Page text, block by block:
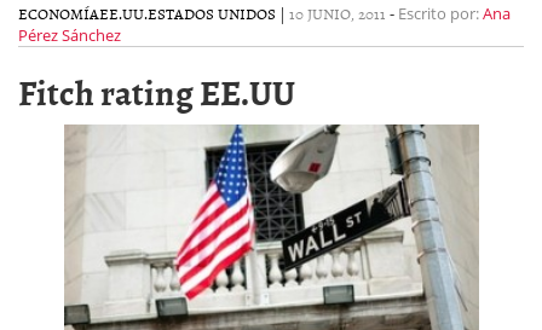
ECONOMÍAEE.UU.ESTADOS UNIDOS | 10 JUNIO, 2011 - Escrito por:Ana
Pérez Sánchez
Fitch rating EE.UU